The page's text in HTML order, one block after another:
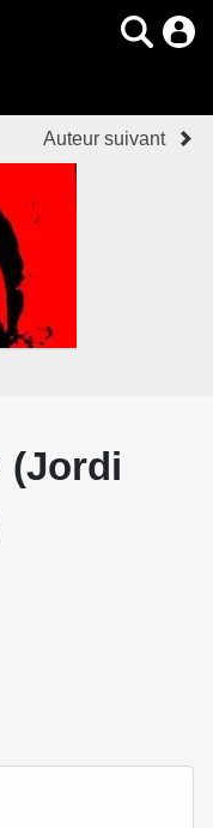
Auteur suivant
(Jordi